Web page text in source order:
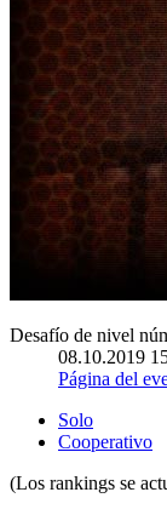
Desafío de nivel
08.10.2019
Página del
Solo
Cooperativo
(Los rankings se